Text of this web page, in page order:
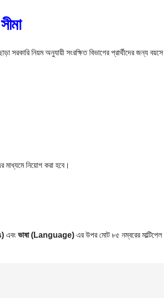
সরকারি নিয়ম অনুযায়ী সংরক্ষিত বিভাগের প্রার্থীদের জন্য
মাধ্যমে নিয়োগ করা হবে।
এবং ভাষা (Language) এর উপর মোট ৮৫ নম্বরের